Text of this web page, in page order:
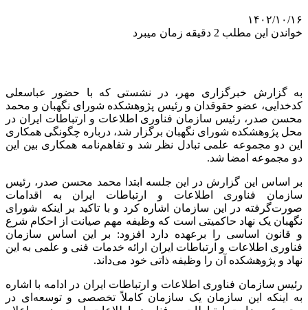
۱۴۰۲/۱۰/۱۶
خواندن این مطلب 2 دقیقه زمان میبرد
به گزارش خبرگزاری مهر، در نشستی که با حضور عباسعلی
کدخدایی، عضو حقوقدان و رئیس پژوهشکده شورای نگهبان و محمد
محسن صدر، رئیس سازمان فناوری اطلاعات و ارتباطات ایران در
محل پژوهشکده شورای نگهبان برگزار شد، درباره چگونگی همکاری
این دو مجموعه علمی تبادل نظر شد و تفاهم‌نامه همکاری بین این
دو مجموعه امضا شد.
بر اساس این گزارش در این جلسه ابتدا محمد محسن صدر، رئیس
سازمان فناوری اطلاعات و ارتباطات ایران به اقدامات
صورت‌گرفته در این سازمان اشاره کرد و با تاکید بر اینکه شورای
نگهبان یک نهاد حاکمیتی است که وظیفه مهم صیانت از احکام شرع
و قانون اساسی را برعهده دارد افزود: بر این اساس سازمان
فناوری اطلاعات و ارتباطات ایران ارائه خدمات فنی و علمی به این
نهاد و پژوهشکده آن را وظیفه ذاتی خود می‌داند.
رئیس سازمان فناوری اطلاعات و ارتباطات ایران در ادامه با اشاره
به اینکه این سازمان یک سازمان کاملاً تخصصی و توسعه‌ای در